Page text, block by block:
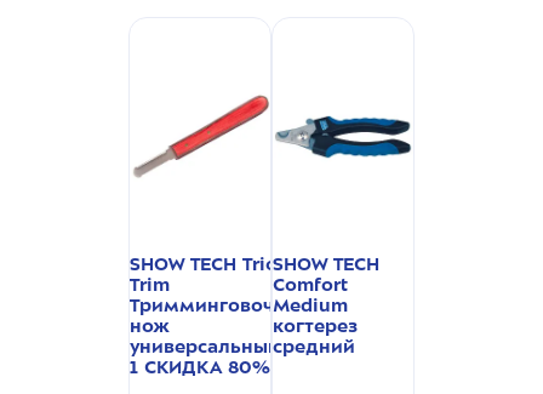
SHOW TECH Trio-
Trim
Тримминговочный
нож
универсальный 3 в
1 СКИДКА 80%
SHOW TECH
Comfort
Medium
когтерез
средний